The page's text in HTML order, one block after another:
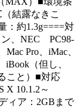
結露なきこ
：約1.3g====対
ン、NEC PC98-
Pro、iMac、
iBook（但し、
こと）■対応
X 10.1.2～
ィア：2GBまで